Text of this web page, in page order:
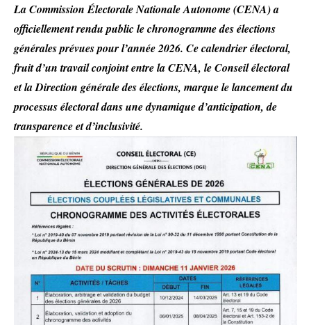
La Commission Électorale Nationale Autonome (CENA) a
officiellement rendu public le chronogramme des élections
générales prévues pour l’année 2026. Ce calendrier électoral,
fruit d’un travail conjoint entre la CENA, le Conseil électoral
et la Direction générale des élections, marque le lancement du
processus électoral dans une dynamique d’anticipation, de
transparence et d’inclusivité.